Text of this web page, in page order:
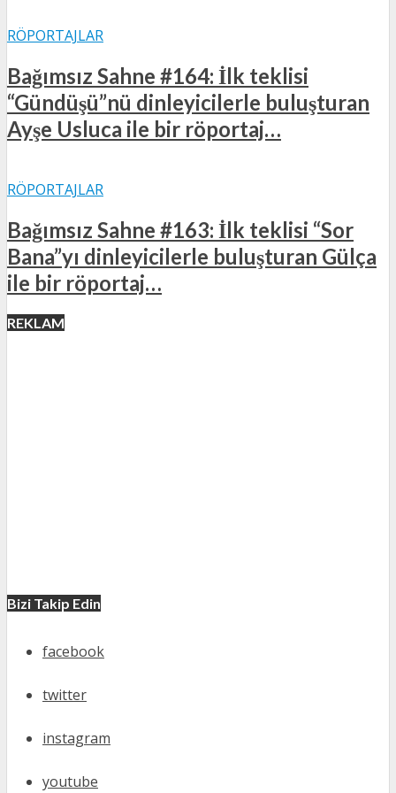
RÖPORTAJLAR
Bağımsız Sahne #164: İlk teklisi
“Gündüşü”nü dinleyicilerle buluşturan
Ayşe Usluca ile bir röportaj…
RÖPORTAJLAR
Bağımsız Sahne #163: İlk teklisi “Sor
Bana”yı dinleyicilerle buluşturan Gülça
ile bir röportaj…
REKLAM
Bizi Takip Edin
facebook
twitter
instagram
youtube